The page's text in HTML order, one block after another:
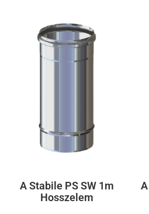
A Stabile PS SW 1m
Hosszelem